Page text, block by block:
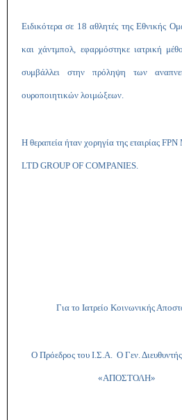
Ειδικότερα σε 18 αθλητές της Εθνικής
και χάντμπολ, εφαρμόστηκε ιατρική
συμβάλλει στην πρόληψη των
ουροποιητικών λοιμώξεων.
Η θεραπεία ήταν χορηγία της εταιρίας FPN
LTD GROUP OF COMPANIES.
Για το Ιατρείο Κοινωνικής
Ο Πρόεδρος του Ι.Σ.Α. Ο Γεν.
«ΑΠΟΣΤΟΛΗ»